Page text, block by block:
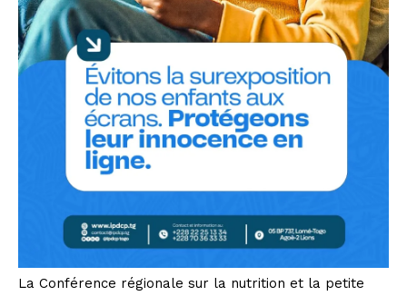
La Conférence régionale sur la nutrition et la petite